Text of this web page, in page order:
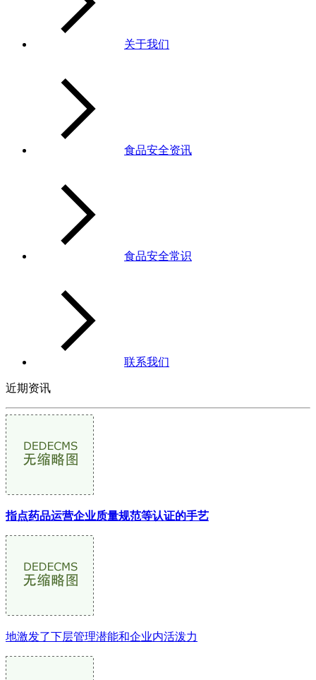
关于我们
食品安全资讯
食品安全常识
联系我们
近期资讯
指点药品运营企业质量规范等认证的手艺
地激发了下层管理潜能和企业内活泼力